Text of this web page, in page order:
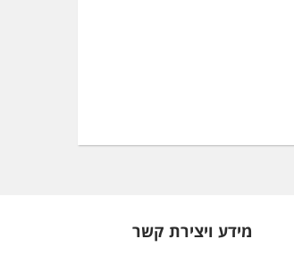
מידע ויצירת קשר